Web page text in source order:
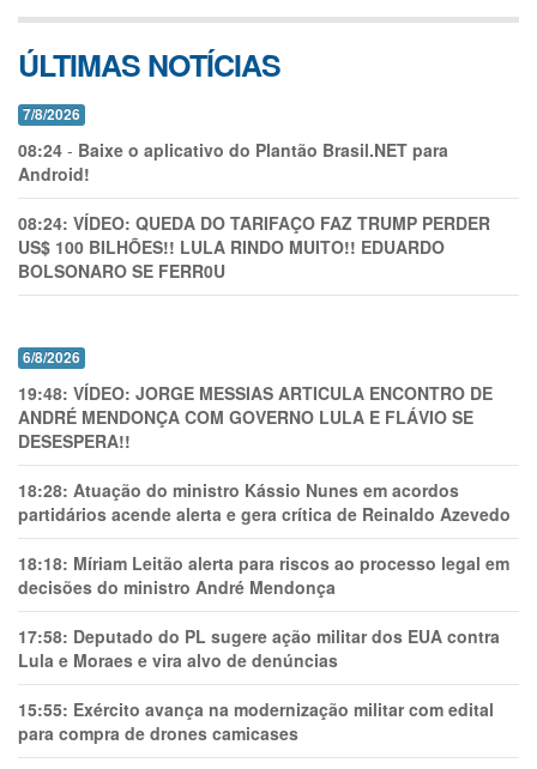
ÚLTIMAS NOTÍCIAS
7/8/2026
08:24 - Baixe o aplicativo do Plantão Brasil.NET para
Android!
08:24: VÍDEO: QUEDA DO TARIFAÇO FAZ TRUMP PERDER
US$ 100 BILHÕES!! LULA RINDO MUITO!! EDUARDO
BOLSONARO SE FERR0U
6/8/2026
19:48: VÍDEO: JORGE MESSIAS ARTICULA ENCONTRO DE
ANDRÉ MENDONÇA COM GOVERNO LULA E FLÁVIO SE
DESESPERA!!
18:28: Atuação do ministro Kássio Nunes em acordos
partidários acende alerta e gera crítica de Reinaldo Azevedo
18:18: Míriam Leitão alerta para riscos ao processo legal em
decisões do ministro André Mendonça
17:58: Deputado do PL sugere ação militar dos EUA contra
Lula e Moraes e vira alvo de denúncias
15:55: Exército avança na modernização militar com edital
para compra de drones camicases